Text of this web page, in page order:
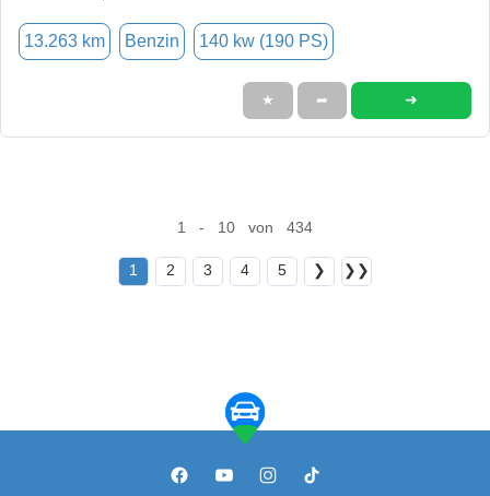
13.263 km Benzin 140 kw (190 PS)
★ ➦ ➜
1 - 10 von 434
1 2 3 4 5 ❯ ❯❯